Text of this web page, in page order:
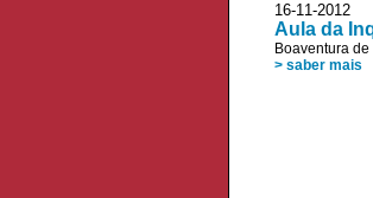
16-11-
Aula da
Boaventura
> saber mais